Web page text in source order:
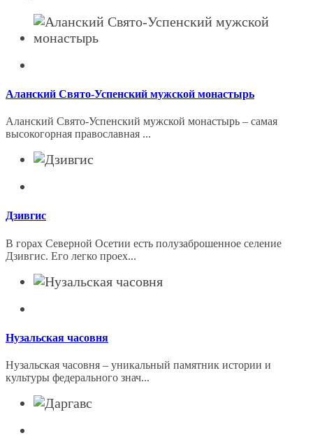
Аланский Свято-Успенский мужской монастырь
Аланский Свято-Успенский мужской монастырь – самая
высокогорная православная ...
Дзивгис
В горах Северной Осетии есть полузаброшенное селение
Дзивгис. Его легко проех...
Нузальская часовня
Нузальская часовня – уникальный памятник истории и
культуры федерального знач...